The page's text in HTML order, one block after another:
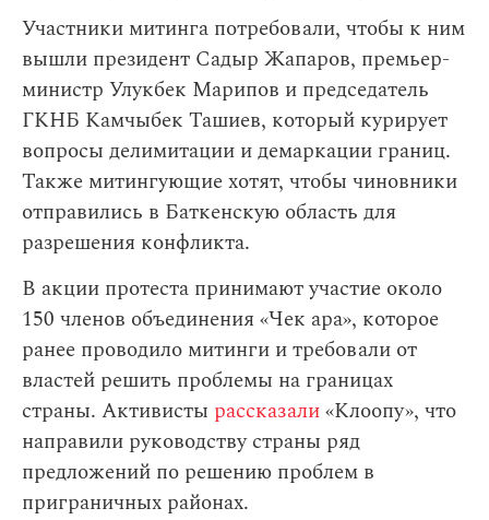
Участники митинга потребовали, чтобы к ним
вышли президент Садыр Жапаров, премьер-
министр Улукбек Марипов и председатель
ГКНБ Камчыбек Ташиев, который курирует
вопросы делимитации и демаркации границ.
Также митингующие хотят, чтобы чиновники
отправились в Баткенскую область для
разрешения конфликта.
В акции протеста принимают участие около
150 членов объединения «Чек ара», которое
ранее проводило митинги и требовали от
властей решить проблемы на границах
страны. Активисты рассказали«Клоопу», что
направили руководству страны ряд
предложений по решению проблем в
приграничных районах.